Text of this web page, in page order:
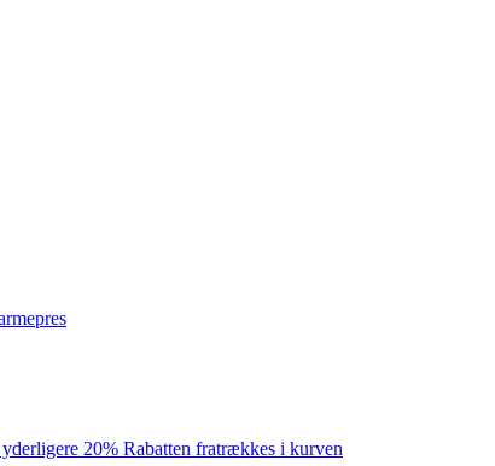
20% Rabatten fratrækkes i kurven